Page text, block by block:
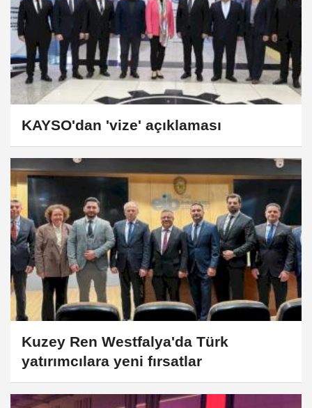
KAYSO'dan 'vize' açıklaması
Kuzey Ren Westfalya'da Türk
yatırımcılara yeni fırsatlar